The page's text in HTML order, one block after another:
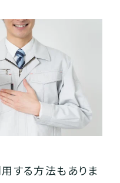
する方法もありま